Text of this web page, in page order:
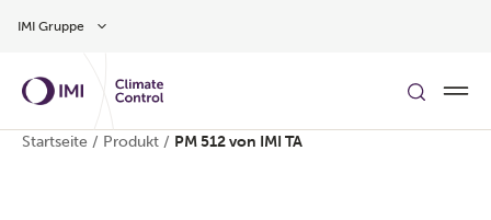
IMI Gruppe
Startseite / Produkt / PM 512 von IMI TA